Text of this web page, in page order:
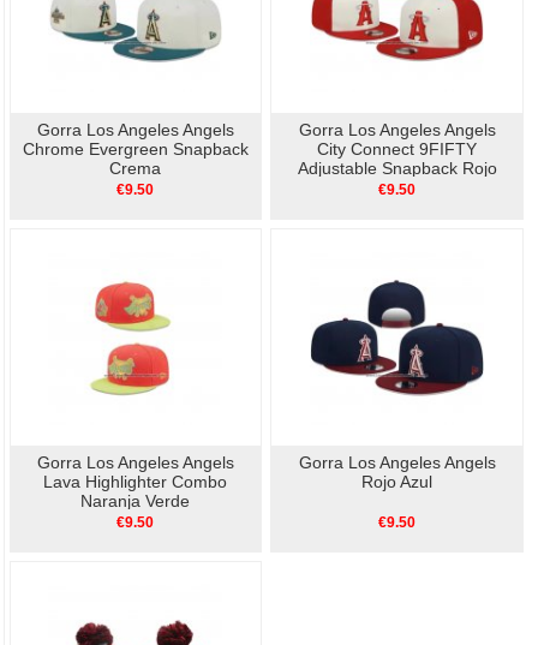
Gorra Los Angeles Angels
Chrome Evergreen Snapback
Crema
€9.50
Gorra Los Angeles Angels
City Connect 9FIFTY
Adjustable Snapback Rojo
Crema
€9.50
Gorra Los Angeles Angels
Lava Highlighter Combo
Naranja Verde
€9.50
Gorra Los Angeles Angels
Rojo Azul
€9.50